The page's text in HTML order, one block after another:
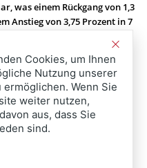
was einem Rückgang von 1,3
Anstieg von 3,75 Prozent in 7
einen Antrag für den
ein
in Richtung digitale Assets
Staked Ethereum Trust nun
das institutionellen
Erträgen bietet.
Cookies, um Ihnen
Nutzung unserer
ermöglichen. Wenn Sie
weiter nutzen,
aus, dass Sie
sind.